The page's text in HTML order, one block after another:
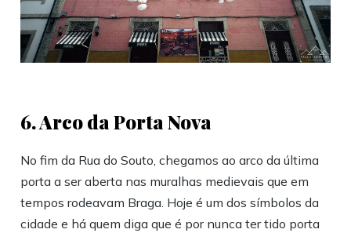
6. Arco da Porta Nova
No fim da Rua do Souto, chegamos ao arco da última
porta a ser aberta nas muralhas medievais que em
tempos rodeavam Braga. Hoje é um dos símbolos da
cidade e há quem diga que é por nunca ter tido porta